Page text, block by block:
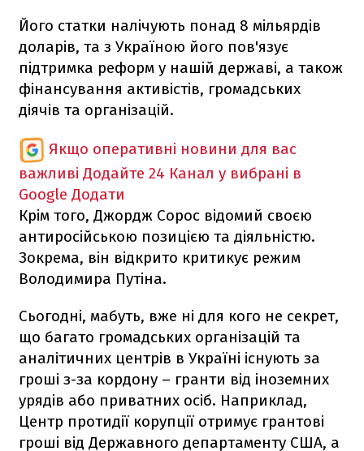
Його статки налічують понад 8 мільярдів
доларів, та з Україною його пов'язує
підтримка реформ у нашій державі, а також
фінансування активістів, громадських
діячів та організацій.
Якщо оперативні новини для вас
важливі Додайте 24 Канал у вибрані в
Google Додати
Крім того, Джордж Сорос відомий своєю
антиросійською позицією та діяльністю.
Зокрема, він відкрито критикує режим
Володимира Путіна.
Сьогодні, мабуть, вже ні для кого не секрет,
що багато громадських організацій та
аналітичних центрів в Україні існують за
гроші з-за кордону – гранти від іноземних
урядів або приватних осіб. Наприклад,
Центр протидії корупції отримує грантові
гроші від Державного департаменту США, а